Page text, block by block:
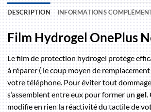
DESCRIPTION INFORMATIONS
Film Hydrogel OnePlus
Le film de protection hydrogel protège
à réparer ( le coup moyen de
votre téléphone. Pour éviter tout
s’assemblent entre eux pour former ungel.
modifie en rien la réactivité du tactile de